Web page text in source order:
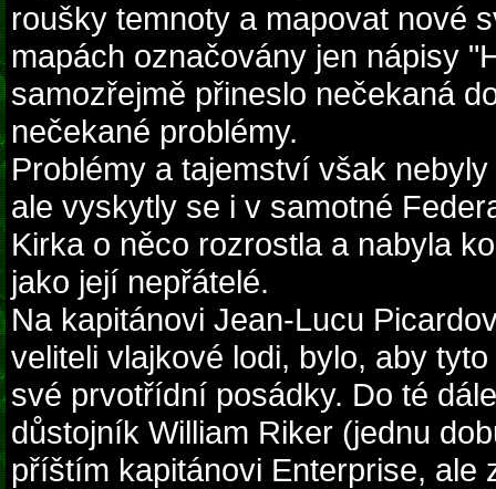
roušky temnoty a mapovat nové
mapách označovány jen nápisy
samozřejmě přineslo nečekaná
nečekané problémy.
Problémy a tajemství však
ale vyskytly se i v samotné
Kirka o něco rozrostla a nabyla
jako její nepřátelé.
Na kapitánovi Jean-Lucu
veliteli vlajkové lodi, bylo, aby
své prvotřídní posádky. Do té
důstojník William Riker (jednu
příštím kapitánovi Enterprise, ale